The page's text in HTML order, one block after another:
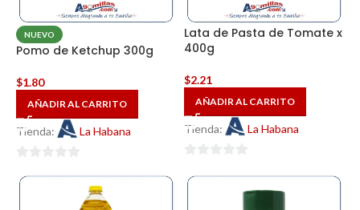
NUEVO
Pomo de Ketchup 300g
$1.80
AÑADIR AL CARRITO
Tienda: La Habana
de
Lata de Pasta de Tomate x
400g
$2.21
AÑADIR AL CARRITO
Tienda: La Habana
de